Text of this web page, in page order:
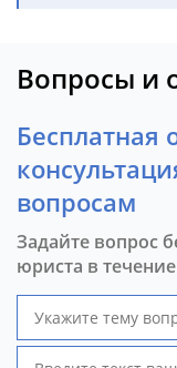
Вопросы и
Бесплатная
вопросам
Задайте вопрос
юриста в